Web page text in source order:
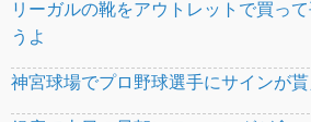
リーガルの靴をアウトレットで買っ
うよ
神宮球場でプロ野球選手にサインが